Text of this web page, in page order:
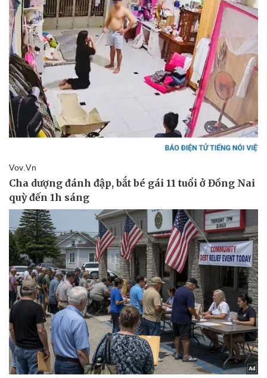
Tỷ giá
Chứng khoán
Giá cà phê